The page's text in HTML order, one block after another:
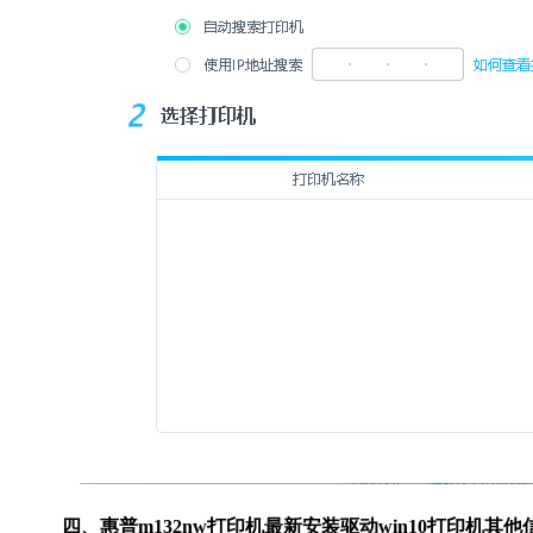
四、惠普m132nw打印机最新安装驱动win10打印机其他